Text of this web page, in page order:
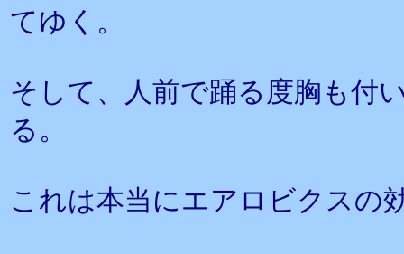
てゆく。
そして、人前で踊る度胸も付
る。
これは本当にエアロビクスの